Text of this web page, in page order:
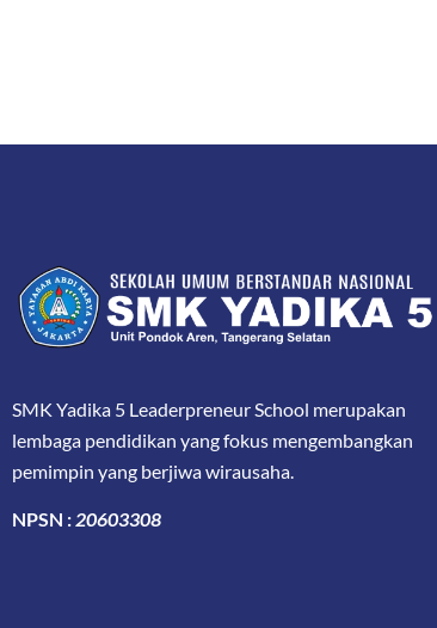
SMK Yadika 5 Leaderpreneur School merupakan
lembaga pendidikan yang fokus mengembangkan
pemimpin yang berjiwa wirausaha.
NPSN :20603308